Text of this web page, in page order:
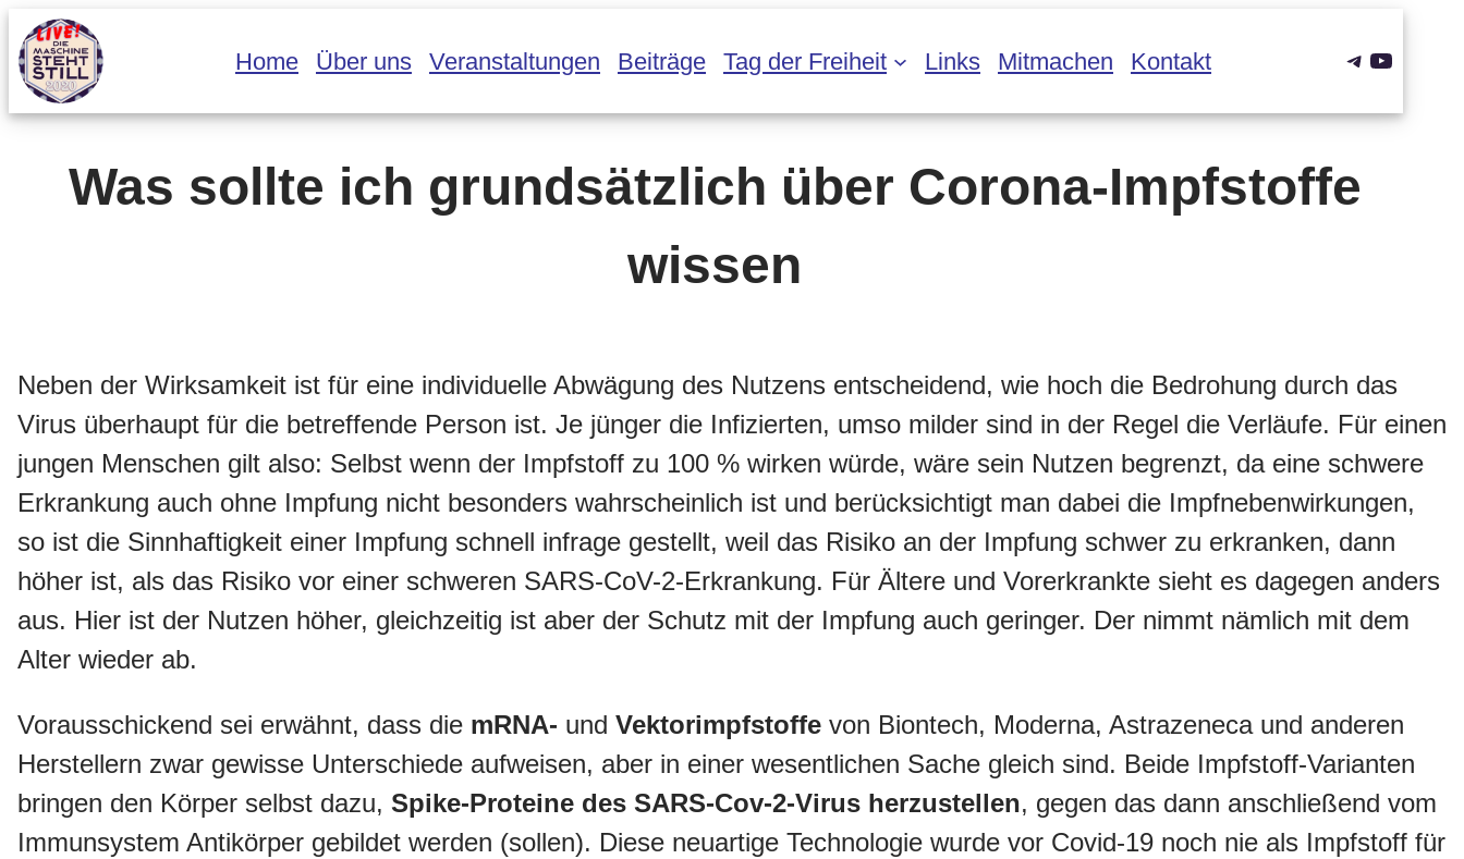
Zum
Inhalt
springen
Home Über uns Veranstaltungen Beiträge Tag der Freiheit Links Mitmachen Kontakt Telegram
Was sollte ich grundsätzlich über Corona-Impfstoffe
wissen
Neben der Wirksamkeit ist für eine individuelle Abwägung des Nutzens entscheidend, wie hoch die Bedrohung durch das
Virus überhaupt für die betreffende Person ist. Je jünger die Infizierten, umso milder sind in der Regel die Verläufe. Für einen
jungen Menschen gilt also: Selbst wenn der Impfstoff zu 100 % wirken würde, wäre sein Nutzen begrenzt, da eine schwere
Erkrankung auch ohne Impfung nicht besonders wahrscheinlich ist und berücksichtigt man dabei die Impfnebenwirkungen,
so ist die Sinnhaftigkeit einer Impfung schnell infrage gestellt, weil das Risiko an der Impfung schwer zu erkranken, dann
höher ist, als das Risiko vor einer schweren SARS-CoV-2-Erkrankung. Für Ältere und Vorerkrankte sieht es dagegen anders
aus. Hier ist der Nutzen höher, gleichzeitig ist aber der Schutz mit der Impfung auch geringer. Der nimmt nämlich mit dem
Alter wieder ab.
Vorausschickend sei erwähnt, dass die mRNA- und Vektorimpfstoffe von Biontech, Moderna, Astrazeneca und anderen
Herstellern zwar gewisse Unterschiede aufweisen, aber in einer wesentlichen Sache gleich sind. Beide Impfstoff-Varianten
bringen den Körper selbst dazu, Spike-Proteine des SARS-Cov-2-Virus herzustellen, gegen das dann anschließend vom
Immunsystem Antikörper gebildet werden (sollen). Diese neuartige Technologie wurde vor Covid-19 noch nie als Impfstoff für